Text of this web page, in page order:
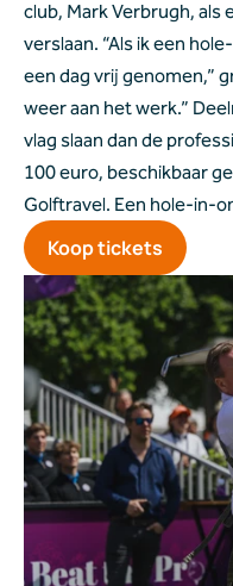
club, Mark Verbrugh, als
verslaan. “Als ik een
een dag vrij genomen,”
weer aan het werk.”
vlag slaan dan de
100 euro, beschikbaar
Golftravel. Een hole-in-
Koop tickets